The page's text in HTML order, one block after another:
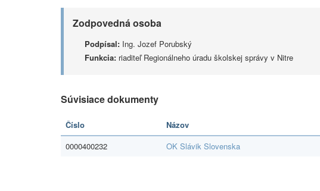
Zodpovedná osoba
Podpísal: Ing. Jozef Porubský
Funkcia: riaditeľ Regionálneho úradu školskej správy v Nitre
Súvisiace dokumenty
Číslo Názov
0000400232
OK Slávik Slovenska